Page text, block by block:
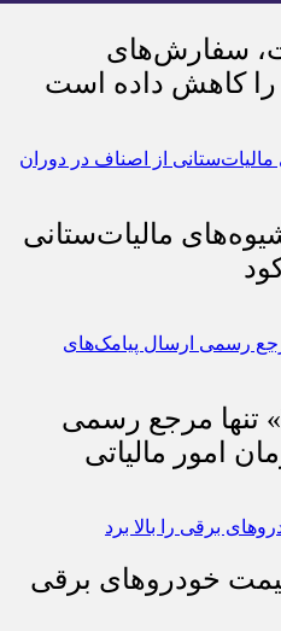
سفارش‌های
را کاهش داده است
مالیات‌ستانی
سرشماره «MALIAT» تنها مرجع رسمی
امور مالیاتی
خودروهای برقی